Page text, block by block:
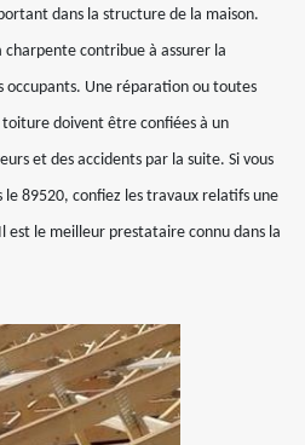
dans la structure de la maison.
contribue à assurer la
occupants. Une réparation ou toutes
doivent être confiées à un
et des accidents par la suite. Si vous
le 89520, confiez les travaux relatifs une
est le meilleur prestataire connu dans la